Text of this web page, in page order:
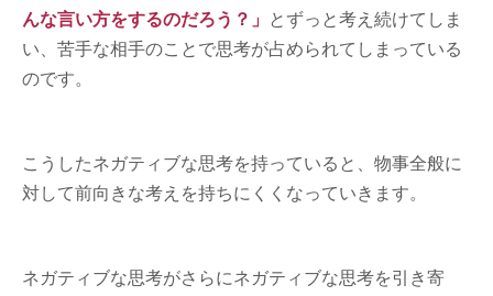
んな言い方をするのだろう？」 とずっと考え続けてしま
い、苦手な相手のことで思考が占められてしまっている
のです。
こうしたネガティブな思考を持っていると、物事全般に
対して前向きな考えを持ちにくくなっていきます。
ネガティブな思考がさらにネガティブな思考を引き寄